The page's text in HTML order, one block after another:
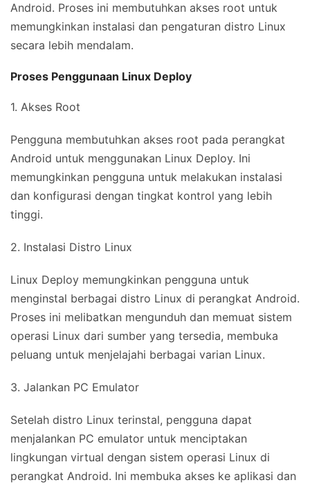
Android. Proses ini membutuhkan akses root untuk
memungkinkan instalasi dan pengaturan distro Linux
secara lebih mendalam.
Proses Penggunaan Linux Deploy
1. Akses Root
Pengguna membutuhkan akses root pada perangkat
Android untuk menggunakan Linux Deploy. Ini
memungkinkan pengguna untuk melakukan instalasi
dan konfigurasi dengan tingkat kontrol yang lebih
tinggi.
2. Instalasi Distro Linux
Linux Deploy memungkinkan pengguna untuk
menginstal berbagai distro Linux di perangkat Android.
Proses ini melibatkan mengunduh dan memuat sistem
operasi Linux dari sumber yang tersedia, membuka
peluang untuk menjelajahi berbagai varian Linux.
3. Jalankan PC Emulator
Setelah distro Linux terinstal, pengguna dapat
menjalankan PC emulator untuk menciptakan
lingkungan virtual dengan sistem operasi Linux di
perangkat Android. Ini membuka akses ke aplikasi dan